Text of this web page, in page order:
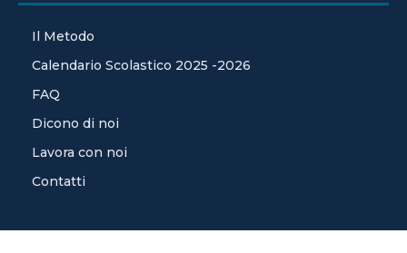
Il Metodo
Calendario Scolastico 2025 -2026
FAQ
Dicono di noi
Lavora con noi
Contatti